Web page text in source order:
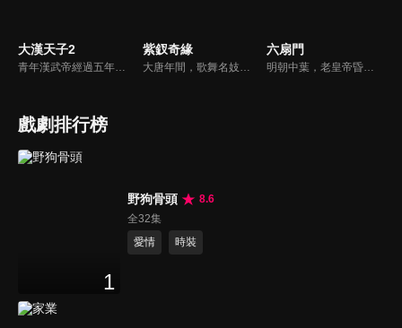
大漢天子2
青年漢武帝經過五年執政，平息後宮勢力、抗拒外患入侵、粉碎政變陰謀，坐穩了皇帝寶座，正是開展雄才大略之時。能臣汲黯受到賞識，並引薦另一位奇才主父偃，漢武帝視其張固再世，委以重任。國力強盛使漢武帝屢屢北伐外族，只是規模巨大的戰爭使漢室逐漸捉襟見肘，諸侯勢力蠢蠢欲動。
紫釵奇緣
大唐年間，歌舞名妓霍小玉、風流俠客納蘭東、書香才子李益和巾幗紅顏盧靖瀾為首的風騷人物，彼此錯綜複雜的命運與感情糾葛。一場指腹為婚的誤會，造成浪漫卻無果的錯點鴛鴦，他們在階級差異與強權壓迫中勇於追求真愛，在宮廷權謀與世俗現實的拉扯中身不由己地被推向命運的叉路...
六扇門
明朝中葉，老皇帝昏迷不醒，立儲之事懸而未決，皇子和齊王覬覦皇位，明爭暗鬥。此時京城驚現連環殺人案，責成京師六扇門辦理案件，六扇門統帶申梓木本想和稀泥，卻不想他的兒子申力行不忍真相埋沒，並且天賦異稟，以個人之軀撥開重重迷霧，在破案之後卻捲入了更大的權力的鬥爭，揭開了宮廷鬥爭的序幕。
戲劇排行榜
1
野狗骨頭
8.6
全32集
愛情
時裝